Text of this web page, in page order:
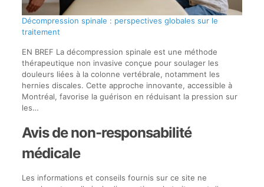
Décompression spinale : perspectives globales sur le
traitement
EN BREF La décompression spinale est une méthode
thérapeutique non invasive conçue pour soulager les
douleurs liées à la colonne vertébrale, notamment les
hernies discales. Cette approche innovante, accessible à
Montréal, favorise la guérison en réduisant la pression sur
les…
Avis de non-responsabilité
médicale
Les informations et conseils fournis sur ce site ne